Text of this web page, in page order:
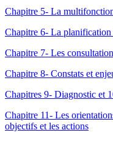
Chapitre 5- La
Chapitre 6- La
Chapitre 7- Les
Chapitre 8- Constats et
Chapitres 9- Diagnostic et
Chapitre 11- Les
objectifs et les actions